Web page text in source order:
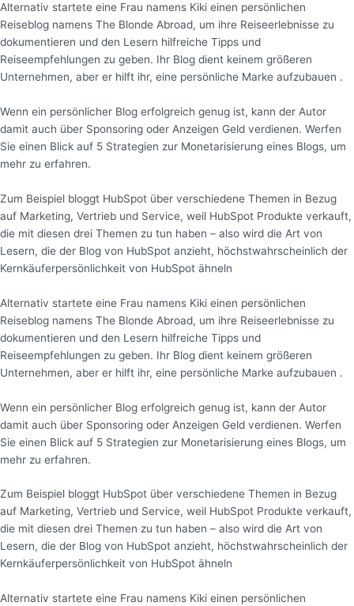
Alternativ startete eine Frau namens Kiki einen persönlichen
Reiseblog namens The Blonde Abroad, um ihre Reiseerlebnisse zu
dokumentieren und den Lesern hilfreiche Tipps und
Reiseempfehlungen zu geben. Ihr Blog dient keinem größeren
Unternehmen, aber er hilft ihr, eine persönliche Marke aufzubauen .
Wenn ein persönlicher Blog erfolgreich genug ist, kann der Autor
damit auch über Sponsoring oder Anzeigen Geld verdienen. Werfen
Sie einen Blick auf 5 Strategien zur Monetarisierung eines Blogs, um
mehr zu erfahren.
Zum Beispiel bloggt HubSpot über verschiedene Themen in Bezug
auf Marketing, Vertrieb und Service, weil HubSpot Produkte verkauft,
die mit diesen drei Themen zu tun haben – also wird die Art von
Lesern, die der Blog von HubSpot anzieht, höchstwahrscheinlich der
Kernkäuferpersönlichkeit von HubSpot ähneln
Alternativ startete eine Frau namens Kiki einen persönlichen
Reiseblog namens The Blonde Abroad, um ihre Reiseerlebnisse zu
dokumentieren und den Lesern hilfreiche Tipps und
Reiseempfehlungen zu geben. Ihr Blog dient keinem größeren
Unternehmen, aber er hilft ihr, eine persönliche Marke aufzubauen .
Wenn ein persönlicher Blog erfolgreich genug ist, kann der Autor
damit auch über Sponsoring oder Anzeigen Geld verdienen. Werfen
Sie einen Blick auf 5 Strategien zur Monetarisierung eines Blogs, um
mehr zu erfahren.
Zum Beispiel bloggt HubSpot über verschiedene Themen in Bezug
auf Marketing, Vertrieb und Service, weil HubSpot Produkte verkauft,
die mit diesen drei Themen zu tun haben – also wird die Art von
Lesern, die der Blog von HubSpot anzieht, höchstwahrscheinlich der
Kernkäuferpersönlichkeit von HubSpot ähneln
Alternativ startete eine Frau namens Kiki einen persönlichen